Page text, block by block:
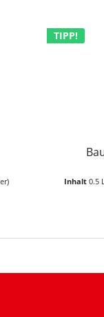
TIPP!
Inhalt 0.5